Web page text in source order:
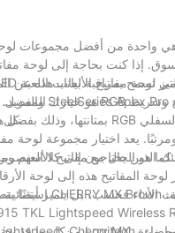
إذا كنت بحاجة إلى لوحة
الإضاءة RGB الذي يغطي الحواف والجزء العلوي من لوحة المفاتيح، يوفر جهاز K100 كل ما تحتاجه في هذه المنطقة بالتحديد.
الذين يحتاجون إلى كلا